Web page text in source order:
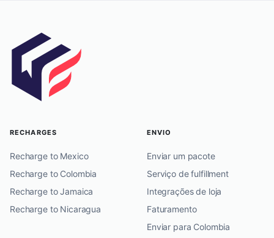
RECHARGES
Recharge to Mexico
Recharge to Colombia
Recharge to Jamaica
Recharge to Nicaragua
ENVIO
Enviar um pacote
Serviço de fulfillment
Integrações de loja
Faturamento
Enviar para Colombia